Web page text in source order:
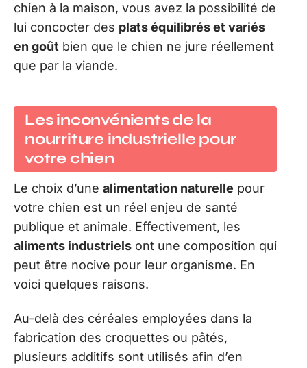
chien à la maison, vous avez la possibilité de
lui concocter des plats équilibrés et variés
en goût bien que le chien ne jure réellement
que par la viande.
Les inconvénients de la
nourriture industrielle pour
votre chien
Le choix d’une alimentation naturelle pour
votre chien est un réel enjeu de santé
publique et animale. Effectivement, les
aliments industriels ont une composition qui
peut être nocive pour leur organisme. En
voici quelques raisons.
Au-delà des céréales employées dans la
fabrication des croquettes ou pâtés,
plusieurs additifs sont utilisés afin d’en